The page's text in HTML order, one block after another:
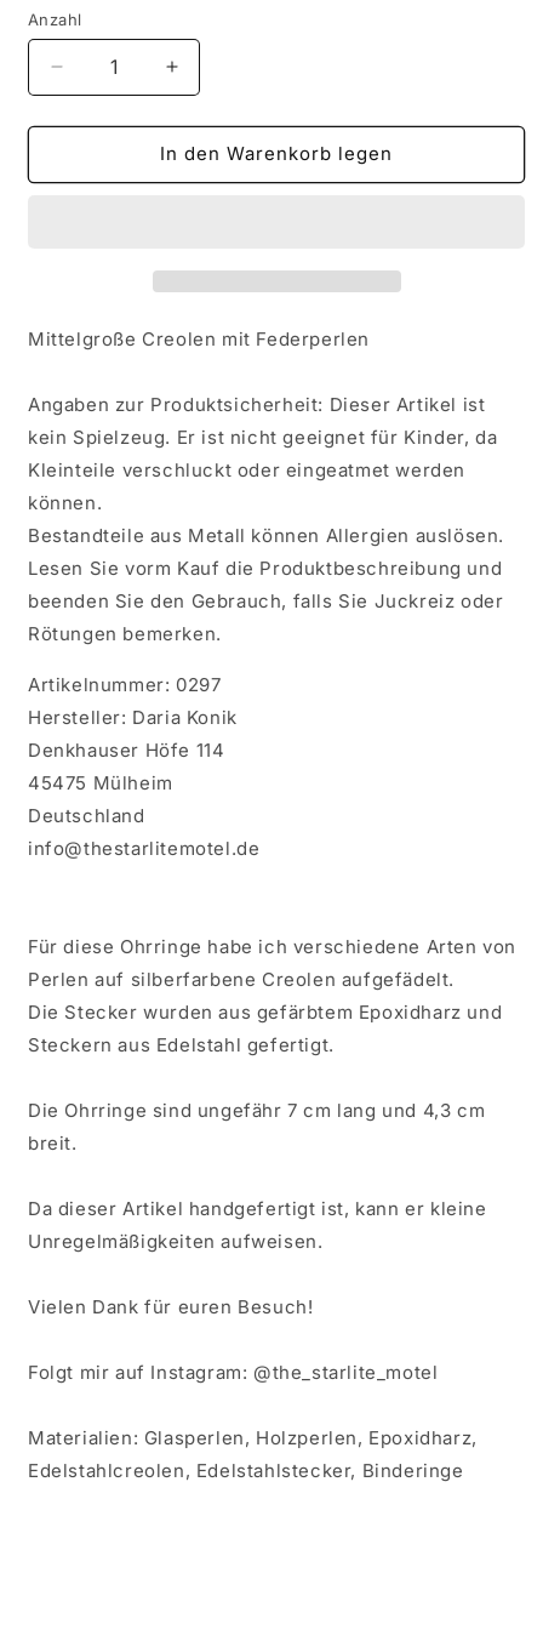
Anzahl
Verringere
die
Menge
Mittelgroße
Erhöhe
die
Menge
für
Mittelgroße
In den Warenkorb legen
Mittelgroße Creolen mit Federperlen
Angaben zur Produktsicherheit: Dieser Artikel ist
kein Spielzeug. Er ist nicht geeignet für Kinder, da
Kleinteile verschluckt oder eingeatmet werden
können.
Bestandteile aus Metall können Allergien auslösen.
Lesen Sie vorm Kauf die Produktbeschreibung und
beenden Sie den Gebrauch, falls Sie Juckreiz oder
Rötungen bemerken.
Artikelnummer: 0297
Hersteller: Daria Konik
Denkhauser Höfe 114
45475 Mülheim
Deutschland
info@thestarlitemotel.de
Für diese Ohrringe habe ich verschiedene Arten von
Perlen auf silberfarbene Creolen aufgefädelt.
Die Stecker wurden aus gefärbtem Epoxidharz und
Steckern aus Edelstahl gefertigt.
Die Ohrringe sind ungefähr 7 cm lang und 4,3 cm
breit.
Da dieser Artikel handgefertigt ist, kann er kleine
Unregelmäßigkeiten aufweisen.
Vielen Dank für euren Besuch!
Folgt mir auf Instagram: @the_starlite_motel
Materialien: Glasperlen, Holzperlen, Epoxidharz,
Edelstahlcreolen, Edelstahlstecker, Binderinge